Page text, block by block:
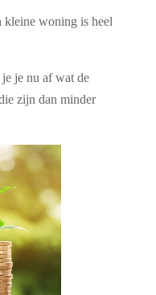
kleine woning is heel
je nu af wat de
zijn dan minder